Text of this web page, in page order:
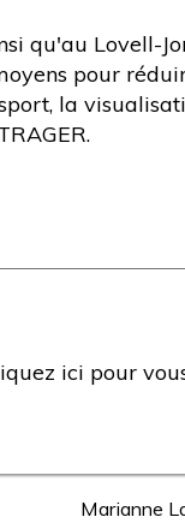
qu'au Lovell-
pour
la
ici pour
Marianne